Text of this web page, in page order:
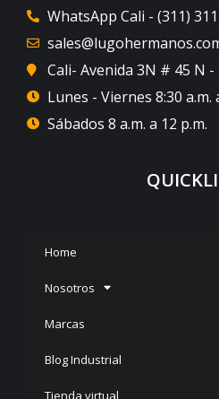
WhatsApp Cali - (311)
Cali- Avenida 3N # 45 N -
Lunes - Viernes 8:30 a.m.
Sábados 8 a.m. a 12 p.m.
Home
Nosotros
Marcas
Blog Industrial
Tienda virtual